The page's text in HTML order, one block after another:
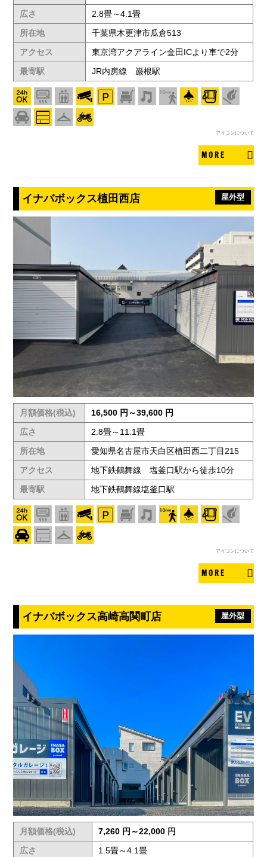
広さ
2.8畳～4.1畳
所在地
千葉県木更津市瓜倉513
アクセス
東京湾アクアライン金田ICより車で2分
最寄駅
JR内房線 巌根駅
アイコンについて
MORE
イナバボックス植田西店 屋外型
月額価格(税込)
16,500 円～39,600 円
広さ
2.8畳～11.1畳
所在地
愛知県名古屋市天白区植田西二丁目215
アクセス
地下鉄鶴舞線 塩釜口駅から徒歩10分
最寄駅
地下鉄鶴舞線塩釜口駅
アイコンについて
MORE
イナバボックス高崎高関町店 屋外型
月額価格(税込)
7,260 円～22,000 円
広さ
1.5畳～4.1畳